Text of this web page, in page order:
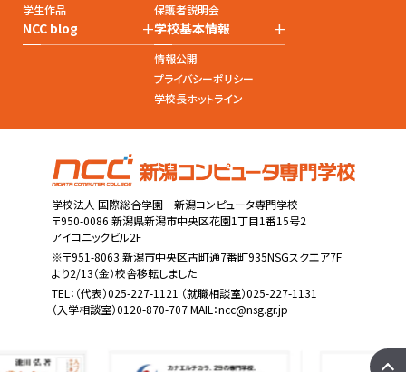
学生作品
保護者説明会
NCC blog +学校基本情報 +
情報公開
プライバシーポリシー
学校長ホットライン
学校法人 国際総合学園 新潟コンピュータ専門学校
〒950-0086 新潟県新潟市中央区花園1丁目1番15号2
アイコニックビル2F
※〒951-8063 新潟市中央区古町通7番町935NSGスクエア7F
より2/13（金）校舎移転しました
TEL： （代表）025-227-1121 （就職相談室）025-227-1131
（入学相談室）0120-870-707 MAIL：ncc@nsg.gr.jp